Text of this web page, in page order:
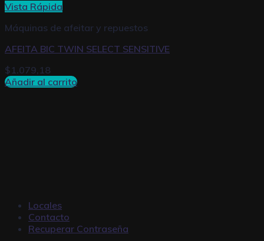
Vista Rápida
Máquinas de afeitar y repuestos
AFEITA BIC TWIN SELECT SENSITIVE
$1.079,18
Añadir al carrito
Locales
Contacto
Recuperar Contraseña